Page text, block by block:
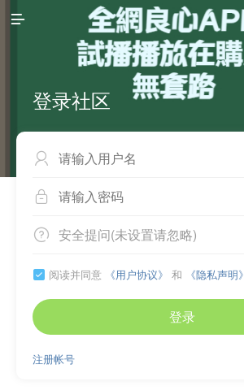

登录社区


 安全提问(未设置请忽略)
 阅读并同意 《用户协议》 和 《隐私声明》
登录
注册帐号